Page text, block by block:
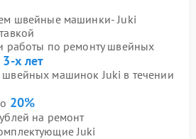
швейные машинки- Juki
работы по ремонту швейных
х лет
машинок Juki в течении
20%
на ремонт
Juki